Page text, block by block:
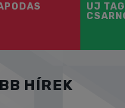
ÚJ
HÍREK